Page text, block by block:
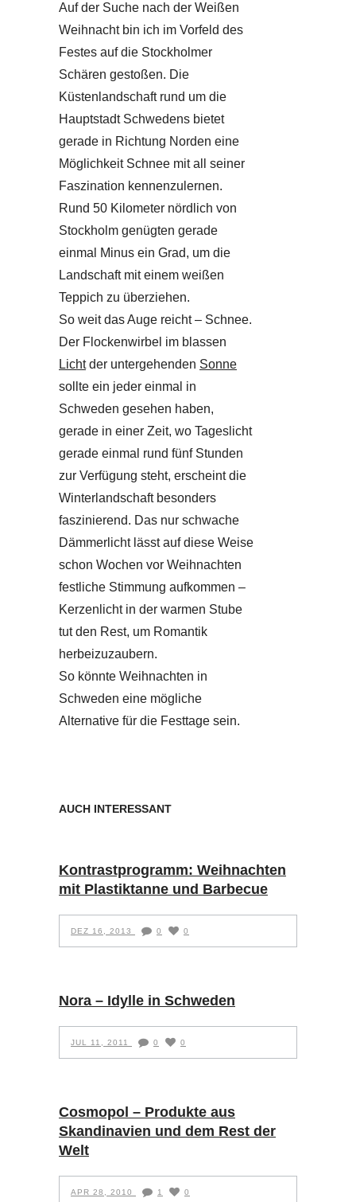
Auf der Suche nach der Weißen
Weihnacht bin ich im Vorfeld des
Festes auf die Stockholmer
Schären gestoßen. Die
Küstenlandschaft rund um die
Hauptstadt Schwedens bietet
gerade in Richtung Norden eine
Möglichkeit Schnee mit all seiner
Faszination kennenzulernen.
Rund 50 Kilometer nördlich von
Stockholm genügten gerade
einmal Minus ein Grad, um die
Landschaft mit einem weißen
Teppich zu überziehen.
So weit das Auge reicht – Schnee.
Der Flockenwirbel im blassen
Lichtder untergehenden Sonne
sollte ein jeder einmal in
Schweden gesehen haben,
gerade in einer Zeit, wo Tageslicht
gerade einmal rund fünf Stunden
zur Verfügung steht, erscheint die
Winterlandschaft besonders
faszinierend. Das nur schwache
Dämmerlicht lässt auf diese Weise
schon Wochen vor Weihnachten
festliche Stimmung aufkommen –
Kerzenlicht in der warmen Stube
tut den Rest, um Romantik
herbeizuzaubern.
So könnte Weihnachten in
Schweden eine mögliche
Alternative für die Festtage sein.
AUCH INTERESSANT
Kontrastprogramm: Weihnachten
mit Plastiktanne und Barbecue
DEZ 16, 2013 0 0
Nora – Idylle in Schweden
JUL 11, 2011 0 0
Cosmopol – Produkte aus
Skandinavien und dem Rest der
Welt
APR 28, 2010 1 0